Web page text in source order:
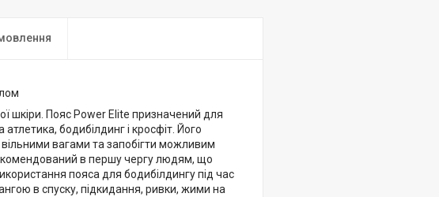
шкіри. Пояс Power Elite призначений для
бодибілдинг і кросфіт. Його
вагами та запобігти можливим
в першу чергу людям, що
пояса для бодибілдингу під час
в спуску, підкидання, ривки, жими на